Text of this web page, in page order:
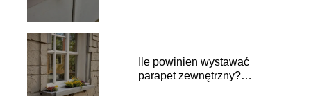
Ile powinien wystawać
parapet zewnętrzny?